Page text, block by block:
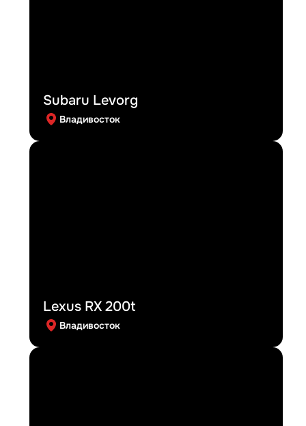
Subaru Levorg
Владивосток
Lexus RX 200t
Владивосток